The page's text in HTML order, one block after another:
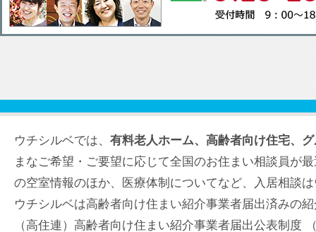
ウチシルベでは、 有料老人ホーム、高齢者向け住宅、
まなご希望・ご要望に応じて全国のお住まい相談員が
の空室情報のほか、医療体制についてなど、入居相談
ウチシルベは高齢者向け住まい紹介事業者届出済みの
（高住連）高齢者向け住まい紹介事業者届出公表制度